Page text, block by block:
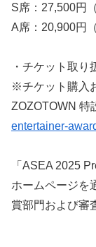
S席：27,500円
A席：20,900円
・チケット取り
※チケット購入
ZOZOTOWN 特
entertainer-
「ASEA 2025
ホームページを
賞部門および審